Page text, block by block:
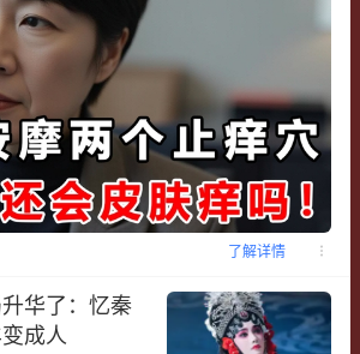
了解详情
升华了：忆秦
成人